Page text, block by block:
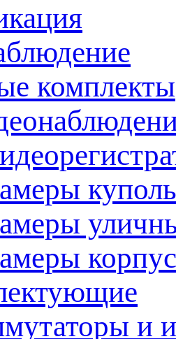
комплекты
и